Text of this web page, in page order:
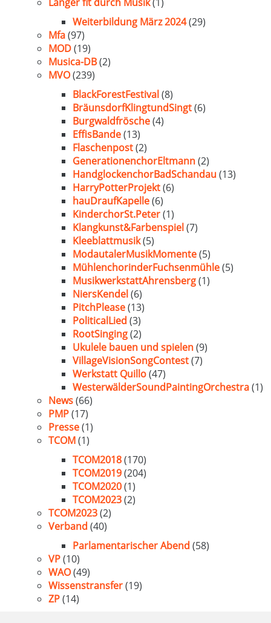
Weiterbildung März 2024(29)
Mfa(97)
MOD(19)
Musica-DB(2)
MVO(239)
BlackForestFestival(8)
BräunsdorfKlingtundSingt(6)
Burgwaldfrösche(4)
EffisBande(13)
Flaschenpost(2)
GenerationenchorEltmann(2)
HandglockenchorBadSchandau(13)
HarryPotterProjekt(6)
hauDraufKapelle(6)
KinderchorSt.Peter(1)
Klangkunst&Farbenspiel(7)
Kleeblattmusik(5)
ModautalerMusikMomente(5)
MühlenchorinderFuchsenmühle(5)
MusikwerkstattAhrensberg(1)
NiersKendel(6)
PitchPlease(13)
PoliticalLied (3)
RootSinging(2)
Ukulele bauen und spielen(9)
VillageVisionSongContest(7)
Werkstatt Quillo(47)
WesterwälderSoundPaintingOrchestra(1)
News(66)
PMP(17)
Presse(1)
TCOM(1)
TCOM2018(170)
TCOM2019(204)
TCOM2020(1)
TCOM2023(2)
TCOM2023(2)
Verband (40)
Parlamentarischer Abend (58)
VP(10)
WAO(49)
Wissenstransfer(19)
ZP(14)